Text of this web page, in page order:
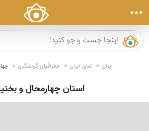
ایران نمای ایران جغرافیای گردشگری
استان چهارمحال و